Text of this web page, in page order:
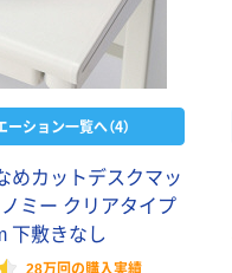
ーション一覧へ（4）
めカットデスクマッ
ノミー クリアタイプ
下敷きなし
28万回の購入実績